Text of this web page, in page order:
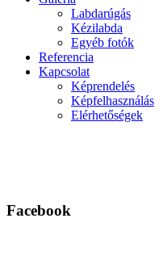
Labdarúgás
Kézilabda
Egyéb fotók
Referencia
Kapcsolat
Képrendelés
Képfelhasználás
Elérhetőségek
Facebook